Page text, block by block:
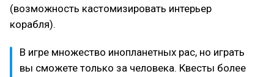
(возможность кастомизировать интерьер
корабля).
В игре множество инопланетных рас, но играть
вы сможете только за человека. Квесты более